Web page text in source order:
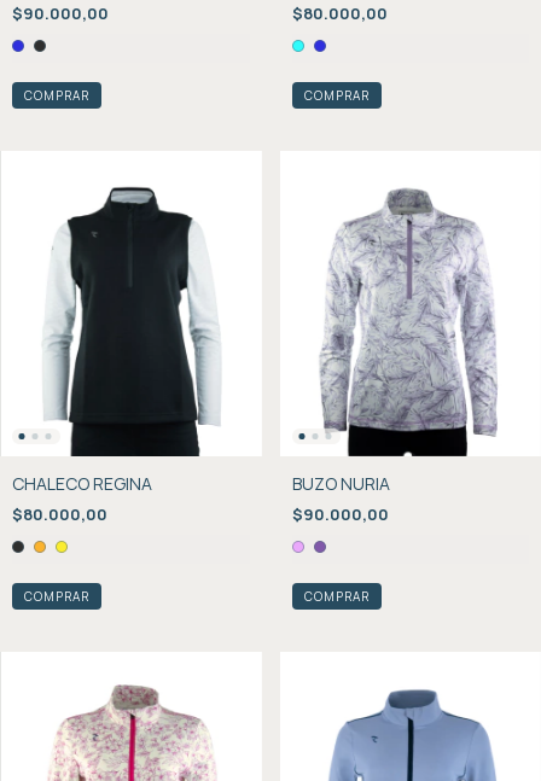
$90.000,00
COMPRAR
$80.000,00
COMPRAR
CHALECO REGINA
$80.000,00
COMPRAR
BUZO NURIA
$90.000,00
COMPRAR